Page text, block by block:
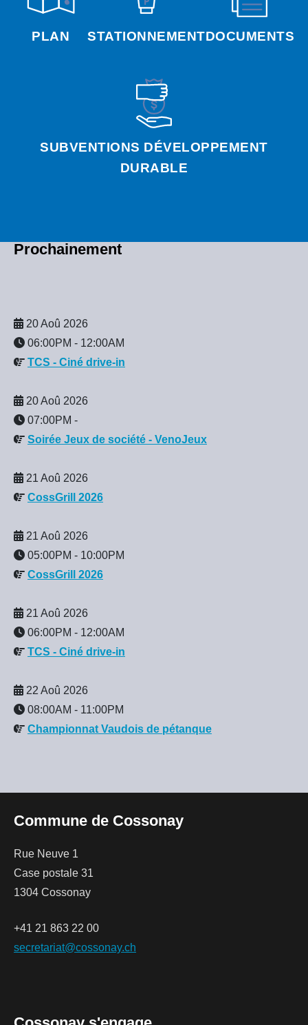
PLAN STATIONNEMENTDOCUMENTS
SUBVENTIONS DÉVELOPPEMENT
DURABLE
Prochainement
20 Aoû 2026
06:00PM - 12:00AM
TCS - Ciné drive-in
20 Aoû 2026
07:00PM -
Soirée Jeux de société - VenoJeux
21 Aoû 2026
CossGrill 2026
21 Aoû 2026
05:00PM - 10:00PM
CossGrill 2026
21 Aoû 2026
06:00PM - 12:00AM
TCS - Ciné drive-in
22 Aoû 2026
08:00AM - 11:00PM
Championnat Vaudois de pétanque
Commune de Cossonay
Rue Neuve 1
Case postale 31
1304 Cossonay
+41 21 863 22 00
secretariat@cossonay.ch